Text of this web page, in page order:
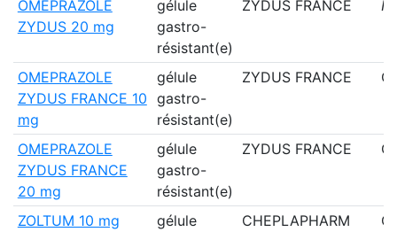
OMEPRAZOLE
ZYDUS 20 mg
gélule
gastro-
résistant(e)
ZYDUS FRANCE
OMEPRAZOLE
ZYDUS FRANCE 10
mg
gélule
gastro-
résistant(e)
ZYDUS FRANCE
OMEPRAZOLE
ZYDUS FRANCE
20 mg
gélule
gastro-
résistant(e)
ZYDUS FRANCE
ZOLTUM 10 mg gélule CHEPLAPHARM